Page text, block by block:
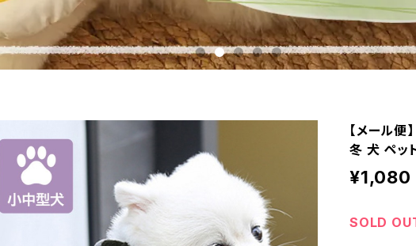
【メール便
冬 犬 ペ
¥1,080
SOLD